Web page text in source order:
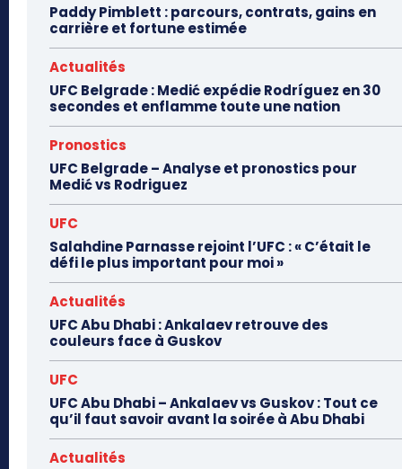
Paddy Pimblett : parcours, contrats, gains en
carrière et fortune estimée
Actualités
UFC Belgrade : Medić expédie Rodríguez en 30
secondes et enflamme toute une nation
Pronostics
UFC Belgrade – Analyse et pronostics pour
Medić vs Rodriguez
UFC
Salahdine Parnasse rejoint l’UFC : « C’était le
défi le plus important pour moi »
Actualités
UFC Abu Dhabi : Ankalaev retrouve des
couleurs face à Guskov
UFC
UFC Abu Dhabi – Ankalaev vs Guskov : Tout ce
qu’il faut savoir avant la soirée à Abu Dhabi
Actualités